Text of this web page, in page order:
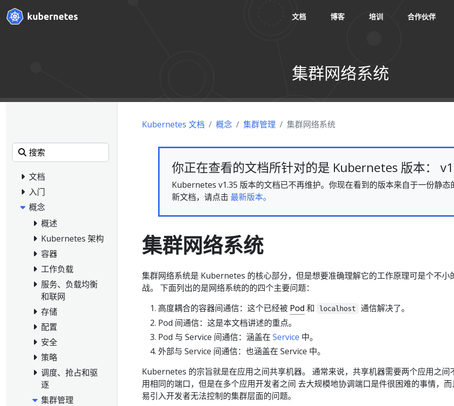
文档 博客 培训 合作伙伴
集群网络系统
文档
入门
概念
概述
Kubernetes 架构
容器
工作负载
服务、负载均衡
和联网
存储
配置
安全
策略
调度、抢占和驱
逐
集群管理
Kubernetes 文档 概念 集群管理 集群网络系统
你正在查看的文档所针对的是 Kubernetes 版本：
Kubernetes v1.35 版本的文档已不再维护。你现在看到的版本来自于一份静态
新文档，请点击 最新版本。
集群网络系统
集群网络系统是 Kubernetes 的核心部分，但是想要准确理解它的工作原理可是个不小
战。 下面列出的是网络系统的的四个主要问题：
高度耦合的容器间通信：这个已经被 Pod 和 localhost
通信解决了。
Pod 间通信：这是本文档讲述的重点。
Pod 与 Service 间通信：涵盖在 Service 中。
外部与 Service 间通信：也涵盖在 Service 中。
Kubernetes 的宗旨就是在应用之间共享机器。 通常来说，共享机器需要两个应用之间
用相同的端口，但是在多个应用开发者之间 去大规模地协调端口是件很困难的事情，
易引入开发者无法控制的集群层面的问题。